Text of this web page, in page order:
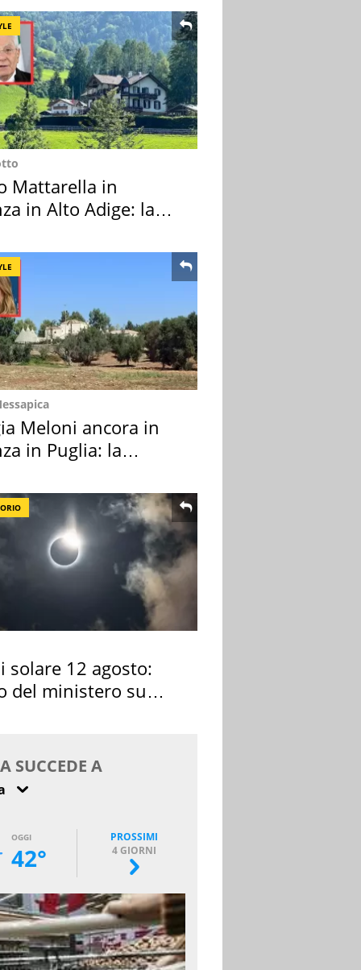
Mattarella in
in Alto Adige: la
Meloni ancora in
in Puglia: la
solare 12 agosto:
del ministero su